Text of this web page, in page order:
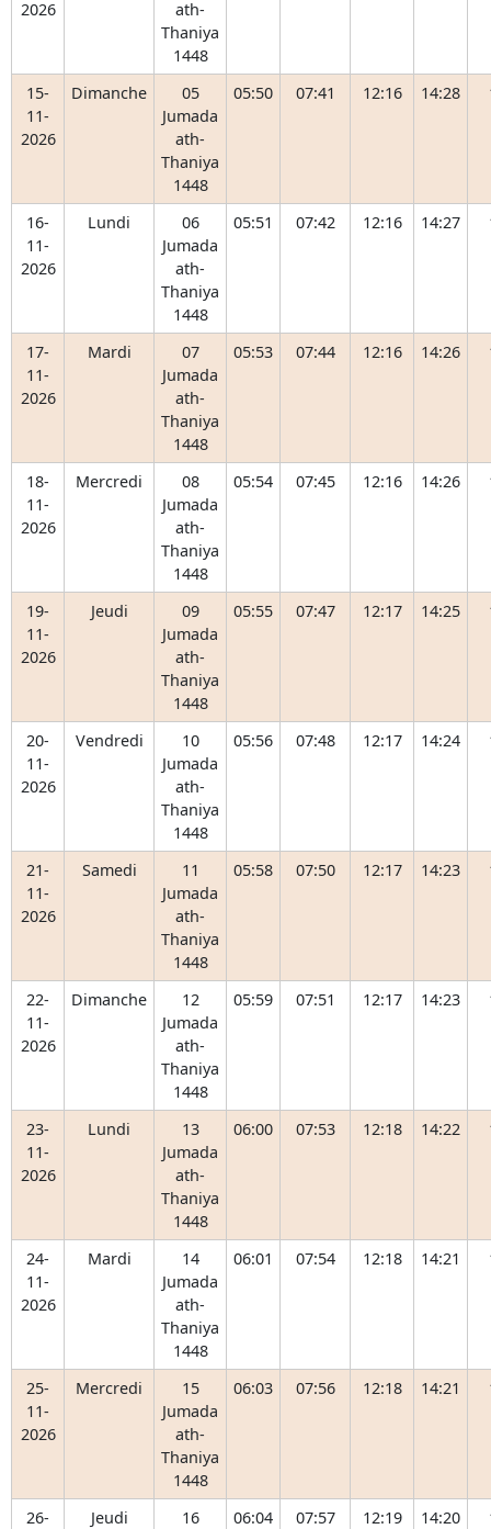
2026
ath-
Thaniya
1448
15-
11-
2026
Dimanche
05
Jumada
ath-
Thaniya
1448
05:50 07:41 12:16 14:28
16-
11-
2026
Lundi
06
Jumada
ath-
Thaniya
1448
05:51 07:42 12:16 14:27
17-
11-
2026
Mardi
07
Jumada
ath-
Thaniya
1448
05:53 07:44 12:16 14:26
18-
11-
2026
Mercredi
08
Jumada
ath-
Thaniya
1448
05:54 07:45 12:16 14:26
19-
11-
2026
Jeudi
09
Jumada
ath-
Thaniya
1448
05:55 07:47 12:17 14:25
20-
11-
2026
Vendredi
10
Jumada
ath-
Thaniya
1448
05:56 07:48 12:17 14:24
21-
11-
2026
Samedi
11
Jumada
ath-
Thaniya
1448
05:58 07:50 12:17 14:23
22-
11-
2026
Dimanche
12
Jumada
ath-
Thaniya
1448
05:59 07:51 12:17 14:23
23-
11-
2026
Lundi
13
Jumada
ath-
Thaniya
1448
06:00 07:53 12:18 14:22
24-
11-
2026
Mardi
14
Jumada
ath-
Thaniya
1448
06:01 07:54 12:18 14:21
25-
11-
2026
Mercredi
15
Jumada
ath-
Thaniya
1448
06:03 07:56 12:18 14:21
26-
Jeudi
16
06:04 07:57 12:19 14:20